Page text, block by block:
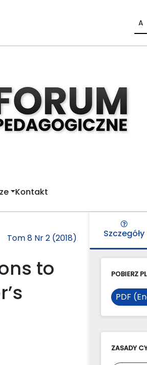
A
Kontakt
Tom 8 Nr 2 (2018)
to
Szczegóły
POBIERZ
PDF
ZASADY